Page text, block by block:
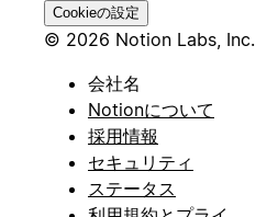
Cookieの設定
© 2026 Notion Labs, Inc.
会社名
Notionについて
採用情報
セキュリティ
ステータス